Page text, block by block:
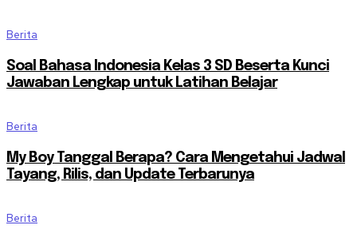
Berita
Soal Bahasa Indonesia Kelas 3 SD Beserta Kunci
Jawaban Lengkap untuk Latihan Belajar
Berita
My Boy Tanggal Berapa? Cara Mengetahui Jadwal
Tayang, Rilis, dan Update Terbarunya
Berita